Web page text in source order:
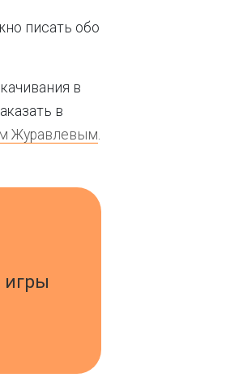
писать обо
в
в
Журавлевым.